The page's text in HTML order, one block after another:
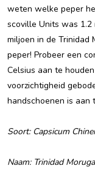
weten welke peper
scoville Units was
miljoen in de Trinidad
peper! Probeer een
Celsius aan te
voorzichtigheid
handschoenen is aan
Soort: Capsicum
Naam: Trinidad